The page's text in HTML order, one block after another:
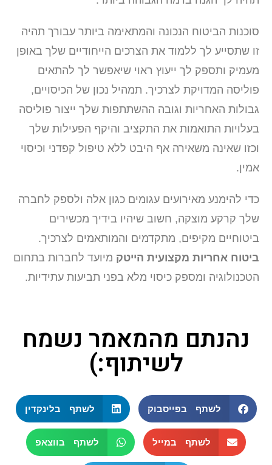
סוכנות הביטוח הנכונה והמתאימה ביותר עבורך תהיה
זו שתסייע לך ללמוד את הצרכים הייחודיים שלך באופן
מעמיק ותספק לך ייעוץ ראוי שיאפשר לך להתאים
פוליסה המדויקת לצרכיך. תמהיל נכון של הכיסויים,
גבולות האחריות וגובה ההשתתפות שלך ייצור פוליסה
בעלויות התואמות את התקציב והיקף הפעילות שלך
וכזו שאינה משאירה אף היבט ללא טיפול קפדני וכיסוי
אמין.
כדי להימנע מאירועים עגומים כגון אלה ולספק לחברה
שלך קרקע מוצקה, חשוב שיהיו בידיך מכשירים
ביטוחיים מקיפים, מתקדמים והמותאמים לצרכיך.
ביטוח אחריות מקצועית הייטקמיועד לחברות בתחום
הטכנולוגיה ומספק כיסוי מלא בפני תביעות עתידיות.
נהנתם מהמאמר נשמח
לשיתוף:)
לשתף בפייסבוק לשתף בלינקדין
לשתף במייל לשתף בווצאפ